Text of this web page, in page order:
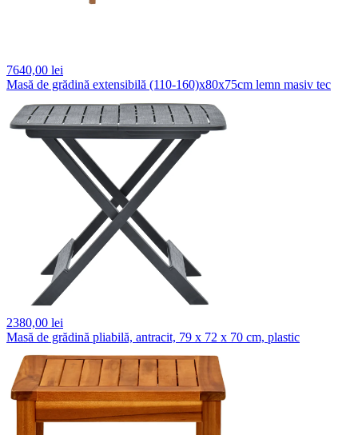
7640,00 lei
Masă de grădină extensibilă (110-160)x80x75cm lemn masiv tec
2380,00 lei
Masă de grădină pliabilă, antracit, 79 x 72 x 70 cm, plastic